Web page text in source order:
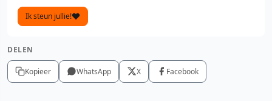
Ik steun jullie!
DELEN
Kopieer WhatsApp X Facebook